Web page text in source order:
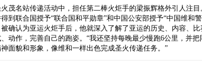
茂名站传递活动中，担任第二棒火炬手的梁振辉格外引人注
到联合国授予“联合国和平勋章”和中国公安部授予“中国维和
确认为亚运火炬手后，他就深入了解了亚运的历史、内容、
动作，完善自己的跑姿。“我还坚持每晚最少慢跑6公里，并
面貌和形象，像维和一样出色完成圣火传递任务。”